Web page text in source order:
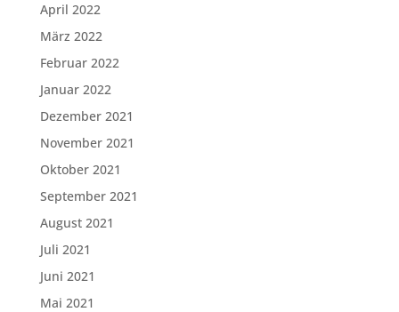
April 2022
März 2022
Februar 2022
Januar 2022
Dezember 2021
November 2021
Oktober 2021
September 2021
August 2021
Juli 2021
Juni 2021
Mai 2021